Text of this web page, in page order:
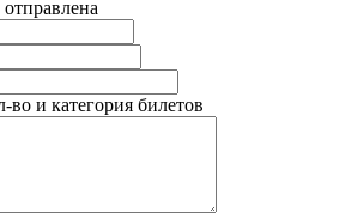
во и категория билетов